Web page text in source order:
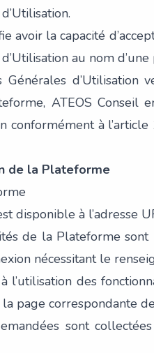
avoir la capacité
d’Utilisation au nom
Générales
ATEOS
conformément à
de la Plateforme
disponible à
de la Plateforme
nécessitant le
à l’utilisation des
la page correspondante
sont